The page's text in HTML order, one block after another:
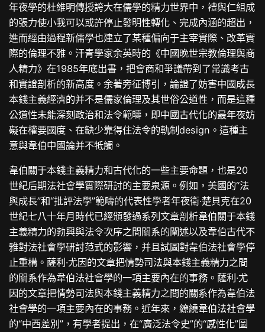
年夜學的杜維明傳授誇大在儒學的精力世界中，禮與仁組成
的張力使小我可以或許停止發明性轉化、完成內涵的超出，
進而經由過程新儒學也建立了某種偏向于主宰實際、改革實
際的倫理不雅。汗青學家余英時的《中國晚世宗教倫理與商
人精力》在1985年底出書，把會商和爭議帶到了常識考古
和實證剖析的新高度。余著旁征博引，論證了妨害中國成長
本錢主義經濟的并不是儒家倫理及其世俗公道性，而是這種
公道性未能深刻政治和法令範疇，即中國古代化的最年夜妨
礙在權要國度、在缺少靠得住法令的軌制design。這種主
意與韋伯中國論并不牴觸。
韋伯關于本錢主義精力和古代化的一些主要命題，也是20
世紀后期法社會學實際研討的主要泉源。例如，美國的“法
與成長”和“批評法學”範疇的代表性學者年夜衛·楚貝克在20
世紀七八十年月時代已經頒發過系列文章剖析韋伯關于本錢
主義精力的勃興與法令次序之間關系的闡述以及韋伯古代不
雅對法社會學研討范式的影響，并且試圖對韋伯法社會學停
止重構。薩利·尤因的文章把情勢司法與本錢主義精力之間
的關系作為韋伯法社會學的一項主要內在的事務。薩利·尤
因的文章把情勢司法與本錢主義精力之間的關系作為韋伯法
社會學的一項主要內在的事務。近年來，繚繞韋伯法社會學
的“中西差別”，有學者提出，在“廣泛法令史”的“感性化”圖